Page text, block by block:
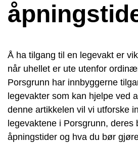
Å ha tilgang til en legevakt er
når uhellet er ute utenfor
Porsgrunn har innbyggerne
legevakter som kan hjelpe ved
denne artikkelen vil vi utforske
legevaktene i Porsgrunn, deres
åpningstider og hva du bør